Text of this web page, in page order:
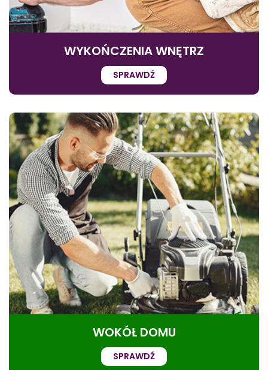
WYKOŃCZENIA WNĘTRZ
SPRAWDŹ
WOKÓŁ DOMU
SPRAWDŹ